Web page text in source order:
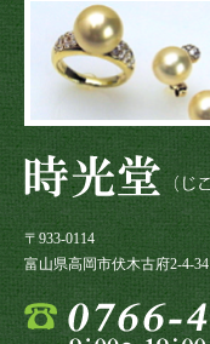
〒933-0114
富山県高岡市伏木古府2-4-34